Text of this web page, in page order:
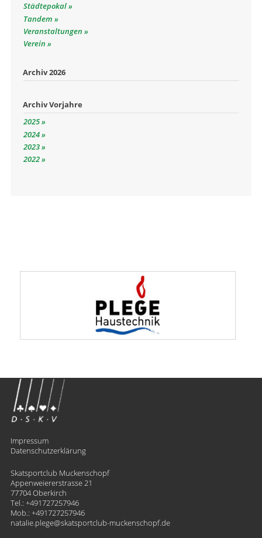
Städtepokal
Tandem
Veranstaltungen
Verein
Archiv 2026
Archiv Vorjahre
2025
2024
2023
2022
Impressum
Datenschutzerklärung
Skatsportclub Muckenschopf
Appenweiererstrasse 21
77704 Oberkirch
Tel.: +491727257946
Mob.: +491727257946
natalie.plege
​skatsportclub-muckenschopf.de